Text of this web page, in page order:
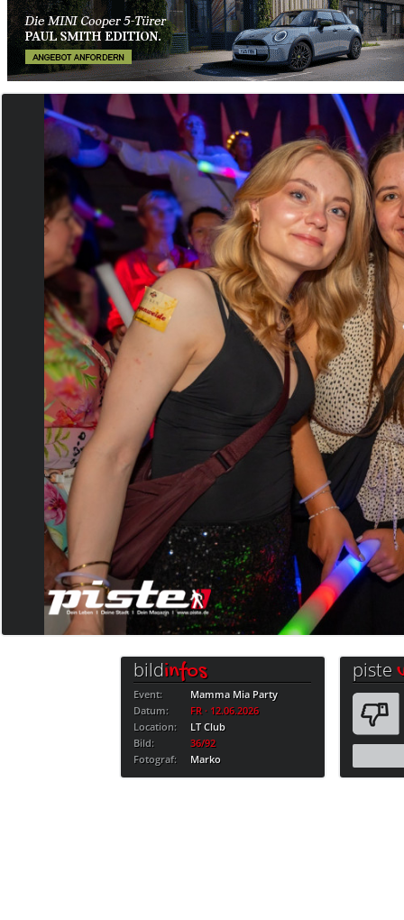
bildinfos
Event:
Mamma Mia Party
Datum:
FR · 12.06.2026
Location:
LT Club
Bild:
36/92
Fotograf:
Marko
piste